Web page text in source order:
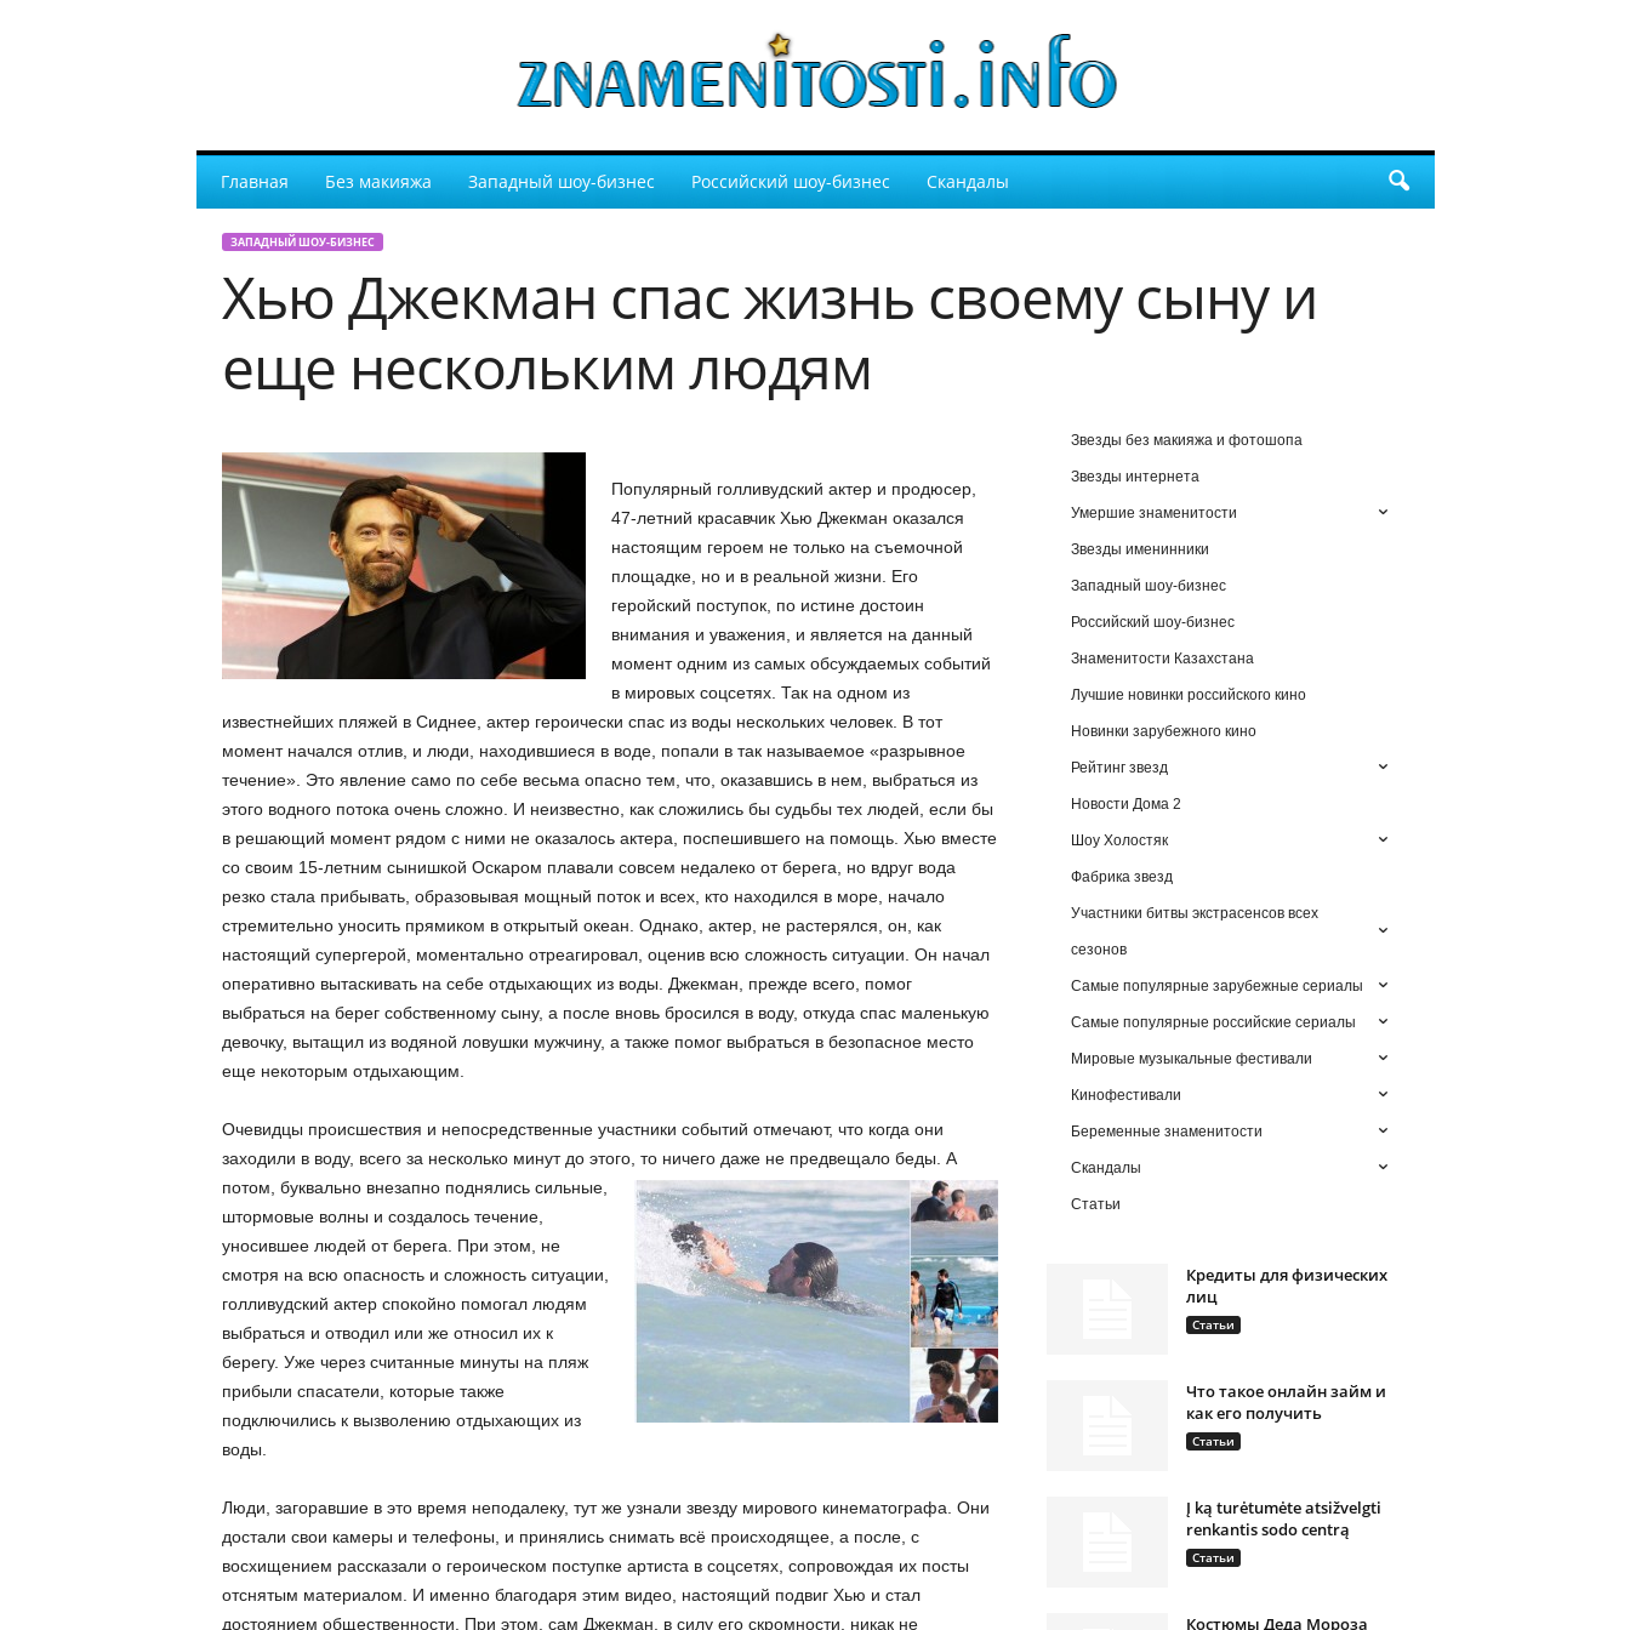
Главная Без макияжа Западный шоу-бизнес Российский шоу-бизнес Скандалы
ЗАПАДНЫЙ ШОУ-БИЗНЕС
Хью Джекман спас жизнь своему сыну и
еще нескольким людям
Популярный голливудский актер и продюсер,
47-летний красавчик Хью Джекман оказался
настоящим героем не только на съемочной
площадке, но и в реальной жизни. Его
геройский поступок, по истине достоин
внимания и уважения, и является на данный
момент одним из самых обсуждаемых событий
в мировых соцсетях. Так на одном из
известнейших пляжей в Сиднее, актер героически спас из воды нескольких человек. В тот
момент начался отлив, и люди, находившиеся в воде, попали в так называемое «разрывное
течение». Это явление само по себе весьма опасно тем, что, оказавшись в нем, выбраться из
этого водного потока очень сложно. И неизвестно, как сложились бы судьбы тех людей, если бы
в решающий момент рядом с ними не оказалось актера, поспешившего на помощь. Хью вместе
со своим 15-летним сынишкой Оскаром плавали совсем недалеко от берега, но вдруг вода
резко стала прибывать, образовывая мощный поток и всех, кто находился в море, начало
стремительно уносить прямиком в открытый океан. Однако, актер, не растерялся, он, как
настоящий супергерой, моментально отреагировал, оценив всю сложность ситуации. Он начал
оперативно вытаскивать на себе отдыхающих из воды. Джекман, прежде всего, помог
выбраться на берег собственному сыну, а после вновь бросился в воду, откуда спас маленькую
девочку, вытащил из водяной ловушки мужчину, а также помог выбраться в безопасное место
еще некоторым отдыхающим.
Очевидцы происшествия и непосредственные участники событий отмечают, что когда они
заходили в воду, всего за несколько минут до этого, то ничего даже не предвещало беды. А
потом, буквально внезапно поднялись сильные,
штормовые волны и создалось течение,
уносившее людей от берега. При этом, не
смотря на всю опасность и сложность ситуации,
голливудский актер спокойно помогал людям
выбраться и отводил или же относил их к
берегу. Уже через считанные минуты на пляж
прибыли спасатели, которые также
подключились к вызволению отдыхающих из
воды.
Люди, загоравшие в это время неподалеку, тут же узнали звезду мирового кинематографа. Они
достали свои камеры и телефоны, и принялись снимать всё происходящее, а после, с
восхищением рассказали о героическом поступке артиста в соцсетях, сопровождая их посты
отснятым материалом. И именно благодаря этим видео, настоящий подвиг Хью и стал
достоянием общественности. При этом, сам Джекман, в силу его скромности, никак не
Звезды без макияжа и фотошопа
Звезды интернета
Умершие знаменитости
Звезды именинники
Западный шоу-бизнес
Российский шоу-бизнес
Знаменитости Казахстана
Лучшие новинки российского кино
Новинки зарубежного кино
Рейтинг звезд
Новости Дома 2
Шоу Холостяк
Фабрика звезд
Участники битвы экстрасенсов всех
сезонов
Самые популярные зарубежные сериалы
Самые популярные российские сериалы
Мировые музыкальные фестивали
Кинофестивали
Беременные знаменитости
Скандалы
Статьи
Кредиты для физических
лиц
Статьи
Что такое онлайн займ и
как его получить
Статьи
Į ką turėtumėte atsižvelgti
renkantis sodo centrą
Статьи
Костюмы Деда Мороза